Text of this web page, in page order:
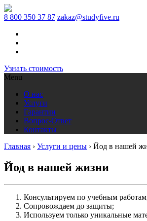
8 800 350 37 87 zakaz@studyfive.ru
Узнать стоимость
Menu
О нас
Услуги
Гарантии
Вопрос-Ответ
Контакты
Главная › Услуги и цены › Йод в нашей
Йод в нашей жизни
Консультируем по учебным
Сопровождаем до защиты;
Используем только уникальные